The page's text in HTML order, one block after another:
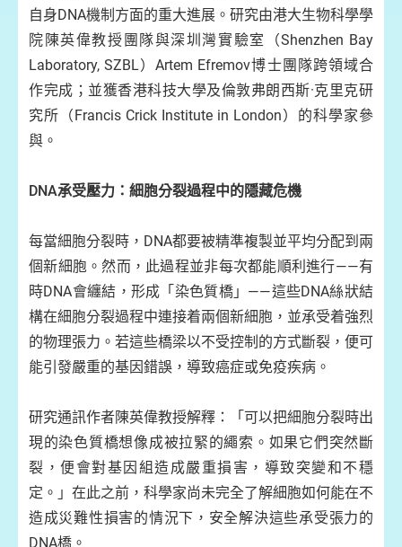
自身DNA機制方面的重大進展。研究由港大生物科學學
院陳英偉教授團隊與深圳灣實驗室（Shenzhen Bay
Laboratory, SZBL）Artem Efremov博士團隊跨領域合
作完成；並獲香港科技大學及倫敦弗朗西斯·克里克研
究所（Francis Crick Institute in London）的科學家參
與。
DNA承受壓力：細胞分裂過程中的隱藏危機
每當細胞分裂時，DNA都要被精準複製並平均分配到兩
個新細胞。然而，此過程並非每次都能順利進行——有
時DNA會纏結，形成「染色質橋」——這些DNA絲狀結
構在細胞分裂過程中連接着兩個新細胞，並承受着強烈
的物理張力。若這些橋梁以不受控制的方式斷裂，便可
能引發嚴重的基因錯誤，導致癌症或免疫疾病。
研究通訊作者陳英偉教授解釋：「可以把細胞分裂時出
現的染色質橋想像成被拉緊的繩索。如果它們突然斷
裂，便會對基因組造成嚴重損害，導致突變和不穩
定。」在此之前，科學家尚未完全了解細胞如何能在不
造成災難性損害的情況下，安全解決這些承受張力的
DNA橋。